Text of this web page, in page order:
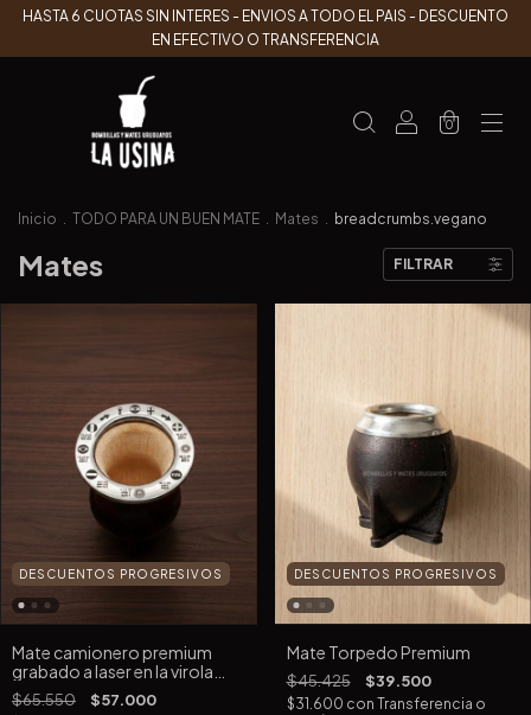
HASTA 6 CUOTAS SIN INTERES - ENVIOS A TODO EL PAIS - DESCUENTO
EN EFECTIVO O TRANSFERENCIA
0
Inicio . TODO PARA UN BUEN MATE . Mates . breadcrumbs.vegano
Mates FILTRAR
DESCUENTOS PROGRESIVOS
Mate camionero premium
grabado a laser en la virola
(virola ACERO)
$65.550 $57.000
DESCUENTOS PROGRESIVOS
Mate Torpedo Premium
$45.425 $39.500
$31.600 con Transferencia o